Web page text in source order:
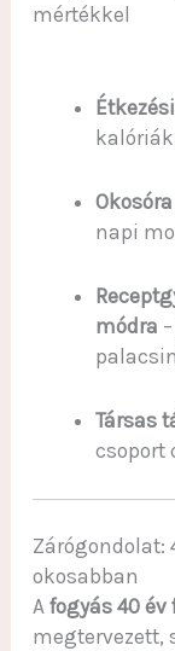
mértékkel
napi
módra
Társas
csoport
Zárógondolat:
okosabban
A fogyás 40 év
megtervezett,